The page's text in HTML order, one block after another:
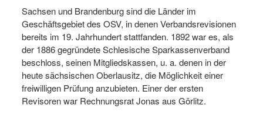
Sachsen und Brandenburg sind die Länder im
Geschäftsgebiet des OSV, in denen Verbandsrevisionen
bereits im 19. Jahrhundert stattfanden. 1892 war es, als
der 1886 gegründete Schlesische Sparkassenverband
beschloss, seinen Mitgliedskassen, u. a. denen in der
heute sächsischen Oberlausitz, die Möglichkeit einer
freiwilligen Prüfung anzubieten. Einer der ersten
Revisoren war Rechnungsrat Jonas aus Görlitz.